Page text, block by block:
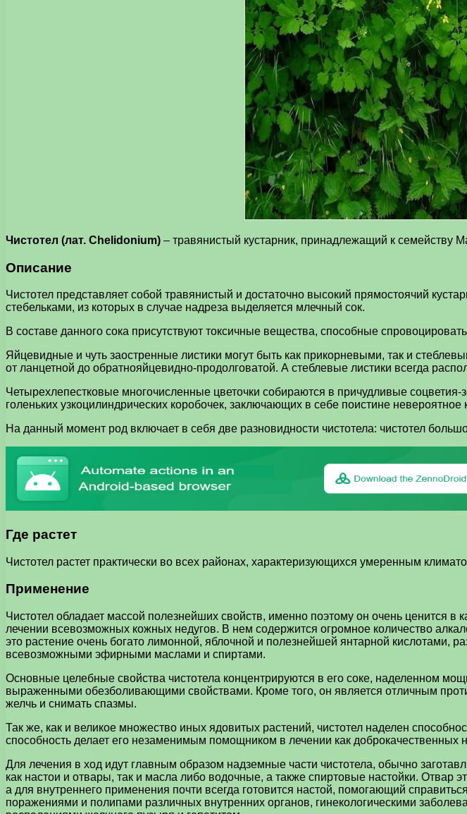
Чистотел (лат. Chelidonium) – травянистый кустарник, принадлежащий к семейству
Описание
Чистотел представляет собой травянистый и достаточно высокий прямостоячий
стебельками, из которых в случае надреза выделяется млечный сок.
В составе данного сока присутствуют токсичные вещества, способные
Яйцевидные и чуть заостренные листики могут быть как прикорневыми, так и
от ланцетной до обратнояйцевидно-продолговатой. А стеблевые листики всегда
Четырехлепестковые многочисленные цветочки собираются в причудливые
голеньких узкоцилиндрических коробочек, заключающих в себе поистине
На данный момент род включает в себя две разновидности чистотела: чистотел
Где растет
Чистотел растет практически во всех районах, характеризующихся умеренным
Применение
Чистотел обладает массой полезнейших свойств, именно поэтому он очень ценится
лечении всевозможных кожных недугов. В нем содержится огромное количество
это растение очень богато лимонной, яблочной и полезнейшей янтарной
всевозможными эфирными маслами и спиртами.
Основные целебные свойства чистотела концентрируются в его соке, наделенном
выраженными обезболивающими свойствами. Кроме того, он является отличным
желчь и снимать спазмы.
Так же, как и великое множество иных ядовитых растений, чистотел наделен
способность делает его незаменимым помощником в лечении как доброкачественных
Для лечения в ход идут главным образом надземные части чистотела, обычно
как настои и отвары, так и масла либо водочные, а также спиртовые настойки. Отвар
а для внутреннего применения почти всегда готовится настой, помогающий
поражениями и полипами различных внутренних органов, гинекологическими